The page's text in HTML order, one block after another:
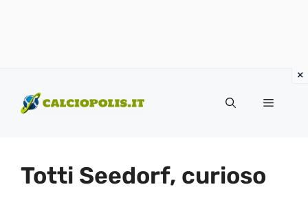
contenuto
Menu
Totti Seedorf, curioso